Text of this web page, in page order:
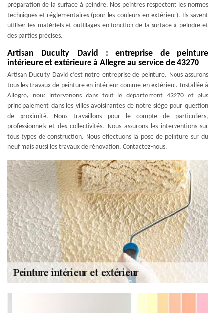
préparation de la surface à peindre. Nos peintres respectent les normes
techniques et réglementaires (pour les couleurs en extérieur). Ils savent
utiliser les matériels et outillages en fonction de la surface à peindre et
des parties précises.
Artisan Duculty David : entreprise de peinture
intérieure et extérieure à Allegre au service de 43270
Artisan Duculty David c’est notre entreprise de peinture. Nous assurons
tous les travaux de peinture en intérieur comme en extérieur. Installée à
Allegre, nous intervenons dans tout le département 43270 et plus
principalement dans les villes avoisinantes de notre siège pour question
de proximité. Nous travaillons pour le compte de particuliers,
professionnels et des collectivités. Nous assurons les interventions sur
tous types de construction. Nous effectuons la pose de peinture sur du
neuf mais aussi les travaux de rénovation. Contactez-nous.